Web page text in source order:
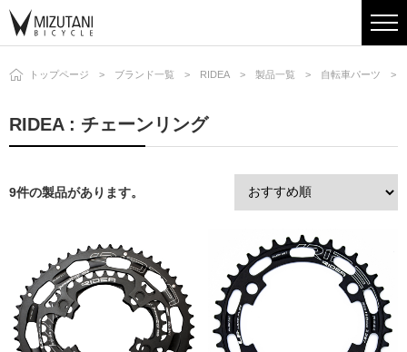
トップページ ブランド一覧 RIDEA 製品一覧 自転車パーツ
RIDEA : チェーンリング
9件の製品があります。